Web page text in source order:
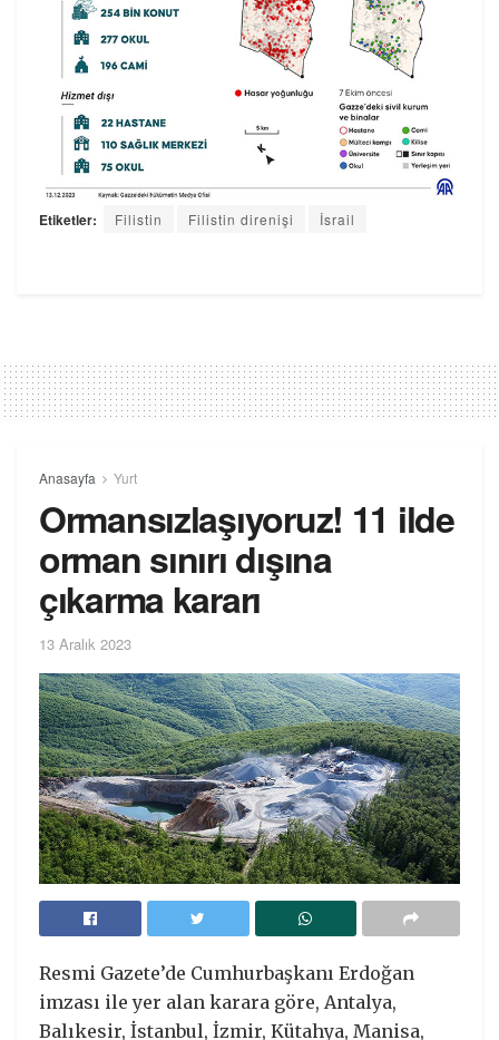
Etiketler: Filistin Filistin direnişi İsrail
Anasayfa Yurt
Ormansızlaşıyoruz! 11 ilde
orman sınırı dışına
çıkarma kararı
13 Aralık 2023
Resmi Gazete’de Cumhurbaşkanı Erdoğan
imzası ile yer alan karara göre, Antalya,
Balıkesir, İstanbul, İzmir, Kütahya, Manisa,